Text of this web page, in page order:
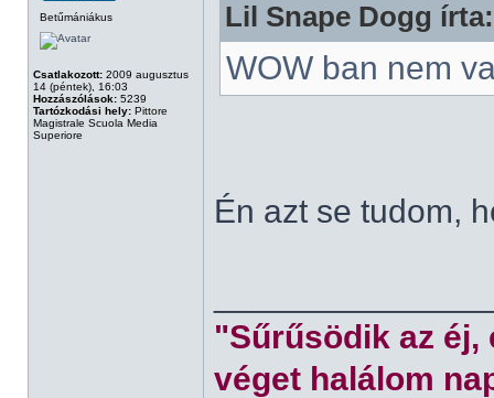
Betűmániákus
Csatlakozott: 2009 augusztus
14 (péntek), 16:03
Hozzászólások: 5239
Tartózkodási hely: Pittore
Magistrale Scuola Media
Superiore
Lil Snape Dogg írta:
WOW ban nem
Én azt se tudom,
"Sűrűsödik az éj,
véget halálom